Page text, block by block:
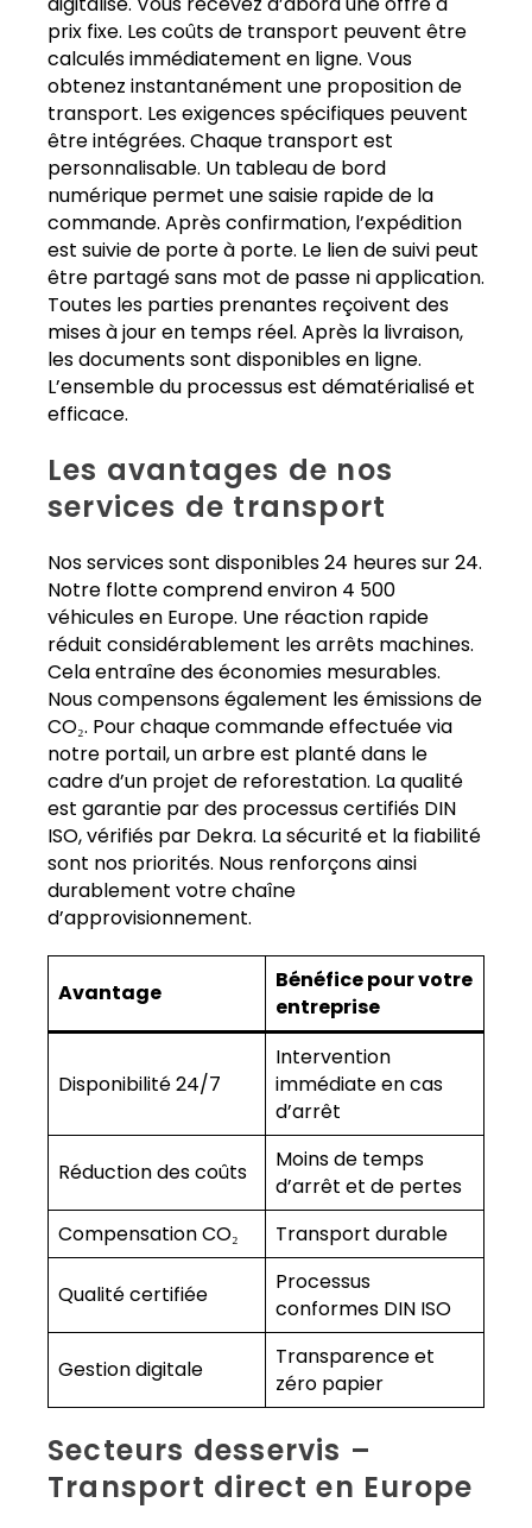
prix fixe. Les coûts de transport peuvent être
calculés immédiatement en ligne. Vous
obtenez instantanément une proposition de
transport. Les exigences spécifiques peuvent
être intégrées. Chaque transport est
personnalisable. Un tableau de bord
numérique permet une saisie rapide de la
commande. Après confirmation, l’expédition
est suivie de porte à porte. Le lien de suivi peut
être partagé sans mot de passe ni application.
Toutes les parties prenantes reçoivent des
mises à jour en temps réel. Après la livraison,
les documents sont disponibles en ligne.
L’ensemble du processus est dématérialisé et
efficace.
Les avantages de nos
services de transport
Nos services sont disponibles 24 heures sur 24.
Notre flotte comprend environ 4 500
véhicules en Europe. Une réaction rapide
réduit considérablement les arrêts machines.
Cela entraîne des économies mesurables.
Nous compensons également les émissions de
CO₂. Pour chaque commande effectuée via
notre portail, un arbre est planté dans le
cadre d’un projet de reforestation. La qualité
est garantie par des processus certifiés DIN
ISO, vérifiés par Dekra. La sécurité et la fiabilité
sont nos priorités. Nous renforçons ainsi
durablement votre chaîne
d’approvisionnement.
Avantage
Bénéfice pour votre
entreprise
Disponibilité 24/7
Intervention
immédiate en cas
d’arrêt
Réduction des coûts
Moins de temps
d’arrêt et de pertes
Compensation CO₂
Transport durable
Qualité certifiée
Processus
conformes DIN ISO
Gestion digitale
Transparence et
zéro papier
Secteurs desservis –
Transport direct en Europe